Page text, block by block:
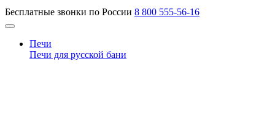
Бесплатные звонки по России 8 800 555-56-16
Печи
Печи для русской бани